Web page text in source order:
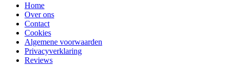
Home
Over ons
Contact
Cookies
Algemene voorwaarden
Privacyverklaring
Reviews